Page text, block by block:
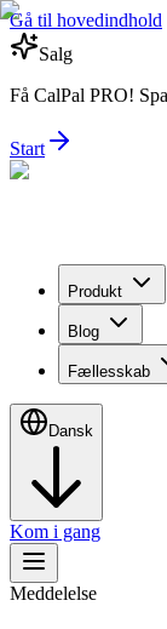
Gå til hovedindhold
Salg
Få CalPal PRO!
Start
Produkt
Blog
Fællesskab
Dansk
Kom i gang
Meddelelse